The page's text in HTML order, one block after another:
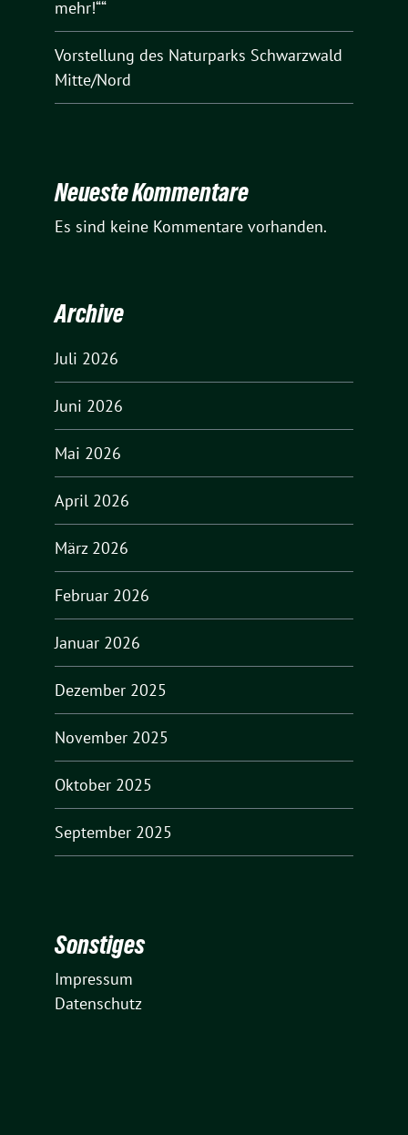
mehr!““
Vorstellung des Naturparks Schwarzwald
Mitte/Nord
Neueste Kommentare
Es sind keine Kommentare vorhanden.
Archive
Juli 2026
Juni 2026
Mai 2026
April 2026
März 2026
Februar 2026
Januar 2026
Dezember 2025
November 2025
Oktober 2025
September 2025
Sonstiges
Impressum
Datenschutz